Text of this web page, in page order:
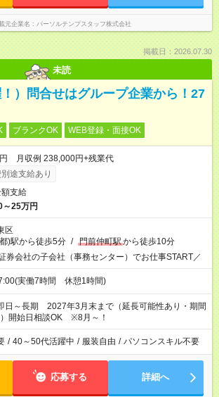
元企業名 パーソルテンプスタッフ株式会社
掲載日：2026.07.30
未読
！）問合せはグループ企業から！27
ブランクOK WEB登録・面接OK
月収例 238,000円+残業代
途支給あり
支給
～25万円
区
)駅から徒歩5分 / 門前仲町駅から徒歩10分
券会社の子会社（事務センター）でお仕事START／
実働7時間 休憩1時間)
日～長期 2027年3月末まで（延長可能性あり・期間
開始日相談OK ※8月～！
/ 40～50代活躍中 / 服装自由 / パソコンスキル不要
応募する 詳細へ